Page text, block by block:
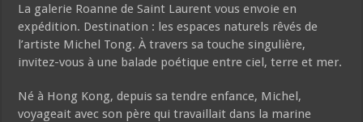
La galerie Roanne de Saint Laurent vous envoie en
expédition. Destination : les espaces naturels rêvés de
l’artiste Michel Tong. À travers sa touche singulière,
invitez-vous à une balade poétique entre ciel, terre et mer.
Né à Hong Kong, depuis sa tendre enfance, Michel,
voyageait avec son père qui travaillait dans la marine